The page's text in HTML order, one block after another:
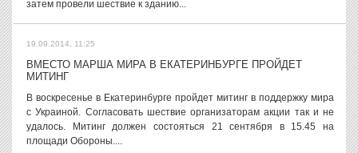
затем провели шествие к зданию...
19.09.2014, 11:25
ВМЕСТО МАРША МИРА В ЕКАТЕРИНБУРГЕ ПРОЙДЕТ
МИТИНГ
В воскресенье в Екатеринбурге пройдет митинг в поддержку мира
с Украиной. Согласовать шествие организаторам акции так и не
удалось. Митинг должен состояться 21 сентября в 15.45 на
площади Обороны....